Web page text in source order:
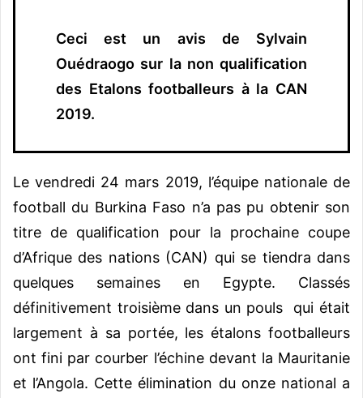
Ceci est un avis de Sylvain
Ouédraogo sur la non qualification
des Etalons footballeurs à la CAN
2019.
Le vendredi 24 mars 2019, l’équipe nationale de
football du Burkina Faso n’a pas pu obtenir son
titre de qualification pour la prochaine coupe
d’Afrique des nations (CAN) qui se tiendra dans
quelques semaines en Egypte. Classés
définitivement troisième dans un pouls qui était
largement à sa portée, les étalons footballeurs
ont fini par courber l’échine devant la Mauritanie
et l’Angola. Cette élimination du onze national a